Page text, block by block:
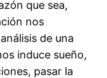
que sea,
nos
de una
induce sueño,
pasar la